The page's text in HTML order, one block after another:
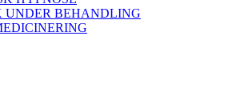
UNDER BEHANDLING